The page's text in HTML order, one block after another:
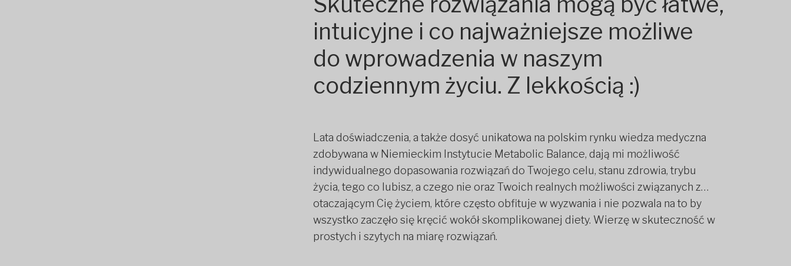
intuicyjne i co najważniejsze możliwe
do wprowadzenia w naszym
codziennym życiu. Z lekkością :)
Lata doświadczenia, a także dosyć unikatowa na polskim rynku wiedza medyczna
zdobywana w Niemieckim Instytucie Metabolic Balance, dają mi możliwość
indywidualnego dopasowania rozwiązań do Twojego celu, stanu zdrowia, trybu
życia, tego co lubisz, a czego nie oraz Twoich realnych możliwości związanych z…
otaczającym Cię życiem, które często obfituje w wyzwania i nie pozwala na to by
wszystko zaczęło się kręcić wokół skomplikowanej diety. Wierzę w skuteczność w
prostych i szytych na miarę rozwiązań.